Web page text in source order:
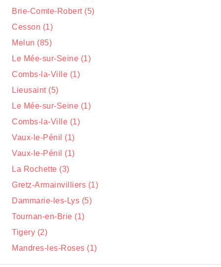
Brie-Comte-Robert (5)
Cesson (1)
Melun (85)
Le Mée-sur-Seine (1)
Combs-la-Ville (1)
Lieusaint (5)
Le Mée-sur-Seine (1)
Combs-la-Ville (1)
Vaux-le-Pénil (1)
Vaux-le-Pénil (1)
La Rochette (3)
Gretz-Armainvilliers (1)
Dammarie-les-Lys (5)
Tournan-en-Brie (1)
Tigery (2)
Mandres-les-Roses (1)